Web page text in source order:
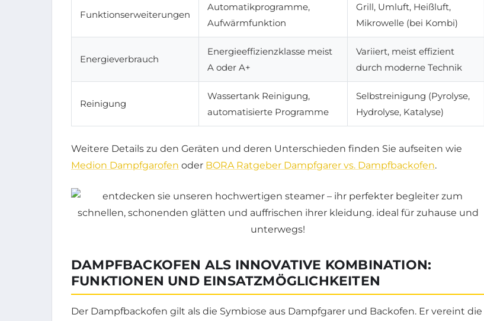
Funktionserweiterungen
Automatikprogramme,
Aufwärmfunktion
Grill, Umluft, Heißluft,
Mikrowelle (bei Kombi)
Energieverbrauch
Energieeffizienzklasse meist
A oder A+
Variiert, meist effizient
durch moderne Technik
Reinigung
Wassertank Reinigung,
automatisierte Programme
Selbstreinigung (Pyrolyse,
Hydrolyse, Katalyse)
Weitere Details zu den Geräten und deren Unterschieden finden Sie aufseiten wie
Medion Dampfgarofen oder BORA Ratgeber Dampfgarer vs. Dampfbackofen.
DAMPFBACKOFEN ALS INNOVATIVE KOMBINATION:
FUNKTIONEN UND EINSATZMÖGLICHKEITEN
Der Dampfbackofen gilt als die Symbiose aus Dampfgarer und Backofen. Er vereint die